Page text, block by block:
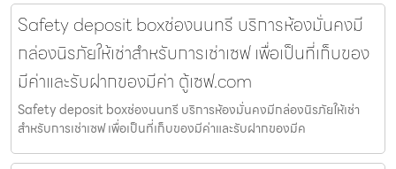
Safety deposit boxช่องนนทรี บริการห้องมั่นคงมี
กล่องนิรภัยให้เช่าสำหรับการเช่าเซฟ เพื่อเป็นที่เก็บของ
มีค่าและรับฝากของมีค่า ตู้เซฟ.com
Safety deposit boxช่องนนทรี บริการห้องมั่นคงมีกล่องนิรภัยให้เช่า
สำหรับการเช่าเซฟ เพื่อเป็นที่เก็บของมีค่าและรับฝากของมีค